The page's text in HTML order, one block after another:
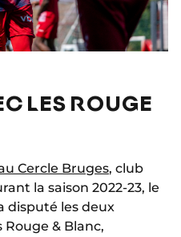
LES ROUGE
Cercle Bruges, club
la saison 2022-23, le
disputé les deux
Rouge & Blanc,